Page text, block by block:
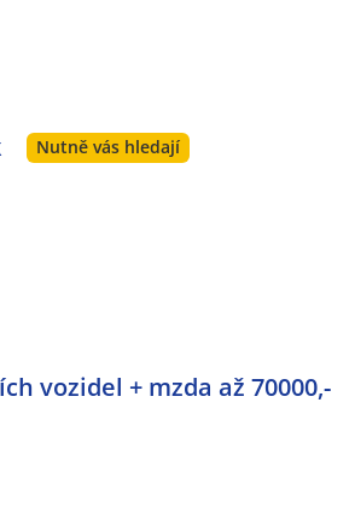
Nutně vás hledají
vozidel + mzda až 70000,-